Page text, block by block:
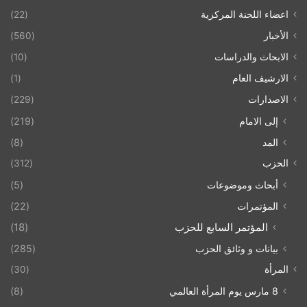
اعضاء اللحنة المركزية
(22)
الأخبار
(560)
الابحاث والدراسات
(10)
الارشيف العام
(1)
الاصدارات
(229)
إلى الامام
(219)
المد
(8)
الحزب (312)
أبحاث وموضوعات
(5)
المؤتمرات
(22)
المؤتمر السابع للحزب (18)
بيانات و وثائق الحزب (285)
المرأة (30)
8 مارس يوم المرأة العالمي (8)